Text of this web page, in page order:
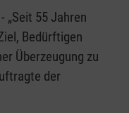
„Seit 55 Jahren
Bedürftigen
Überzeugung zu
der